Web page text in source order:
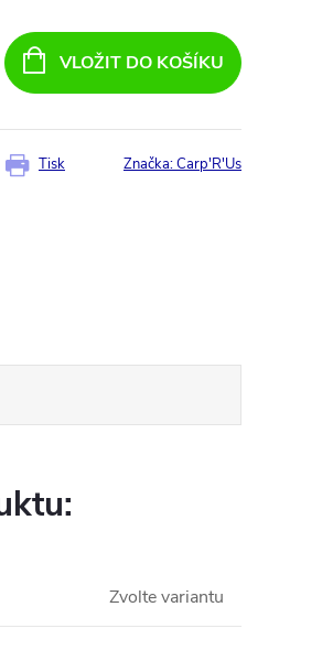
VLOŽIT DO KOŠÍKU
Tisk Značka:Carp'R'Us
Zvolte variantu